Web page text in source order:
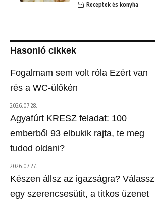
Receptek és konyha
Hasonló cikkek
Fogalmam sem volt róla Ezért van
rés a WC-ülőkén
2026.07.28.
Agyafúrt KRESZ feladat: 100
emberből 93 elbukik rajta, te meg
tudod oldani?
2026.07.27.
Készen állsz az igazságra? Válassz
egy szerencsesütit, a titkos üzenet